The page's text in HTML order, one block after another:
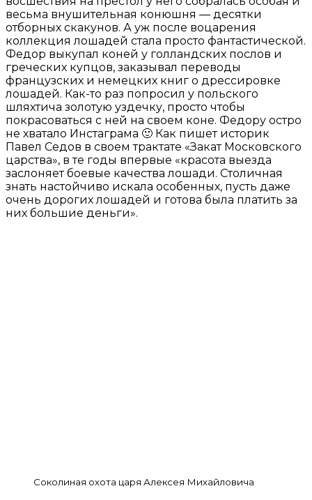
весьма внушительная конюшня — десятки
отборных скакунов. А уж после воцарения
коллекция лошадей стала просто фантастической.
Федор выкупал коней у голландских послов и
греческих купцов, заказывал переводы
французских и немецких книг о дрессировке
лошадей. Как-то раз попросил у польского
шляхтича золотую уздечку, просто чтобы
покрасоваться с ней на своем коне. Федору остро
не хватало Инстаграма 🙂 Как пишет историк
Павел Седов в своем трактате «Закат Московского
царства», в те годы впервые «красота выезда
заслоняет боевые качества лошади. Столичная
знать настойчиво искала особенных, пусть даже
очень дорогих лошадей и готова была платить за
них большие деньги».
Соколиная охота царя Алексея Михайловича